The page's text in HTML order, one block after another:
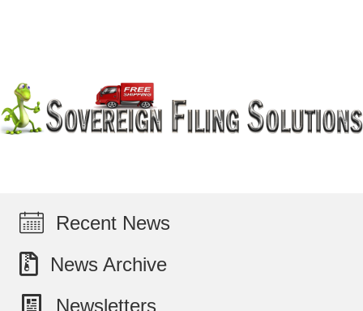
Recent News
News Archive
Newsletters